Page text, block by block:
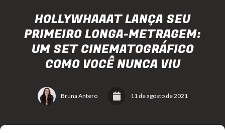
HOLLYWHAAAT LANÇA SEU
PRIMEIRO LONGA-METRAGEM:
UM SET CINEMATOGRÁFICO
COMO VOCÊ NUNCA VIU
Bruna Antero 11 de agosto de 2021